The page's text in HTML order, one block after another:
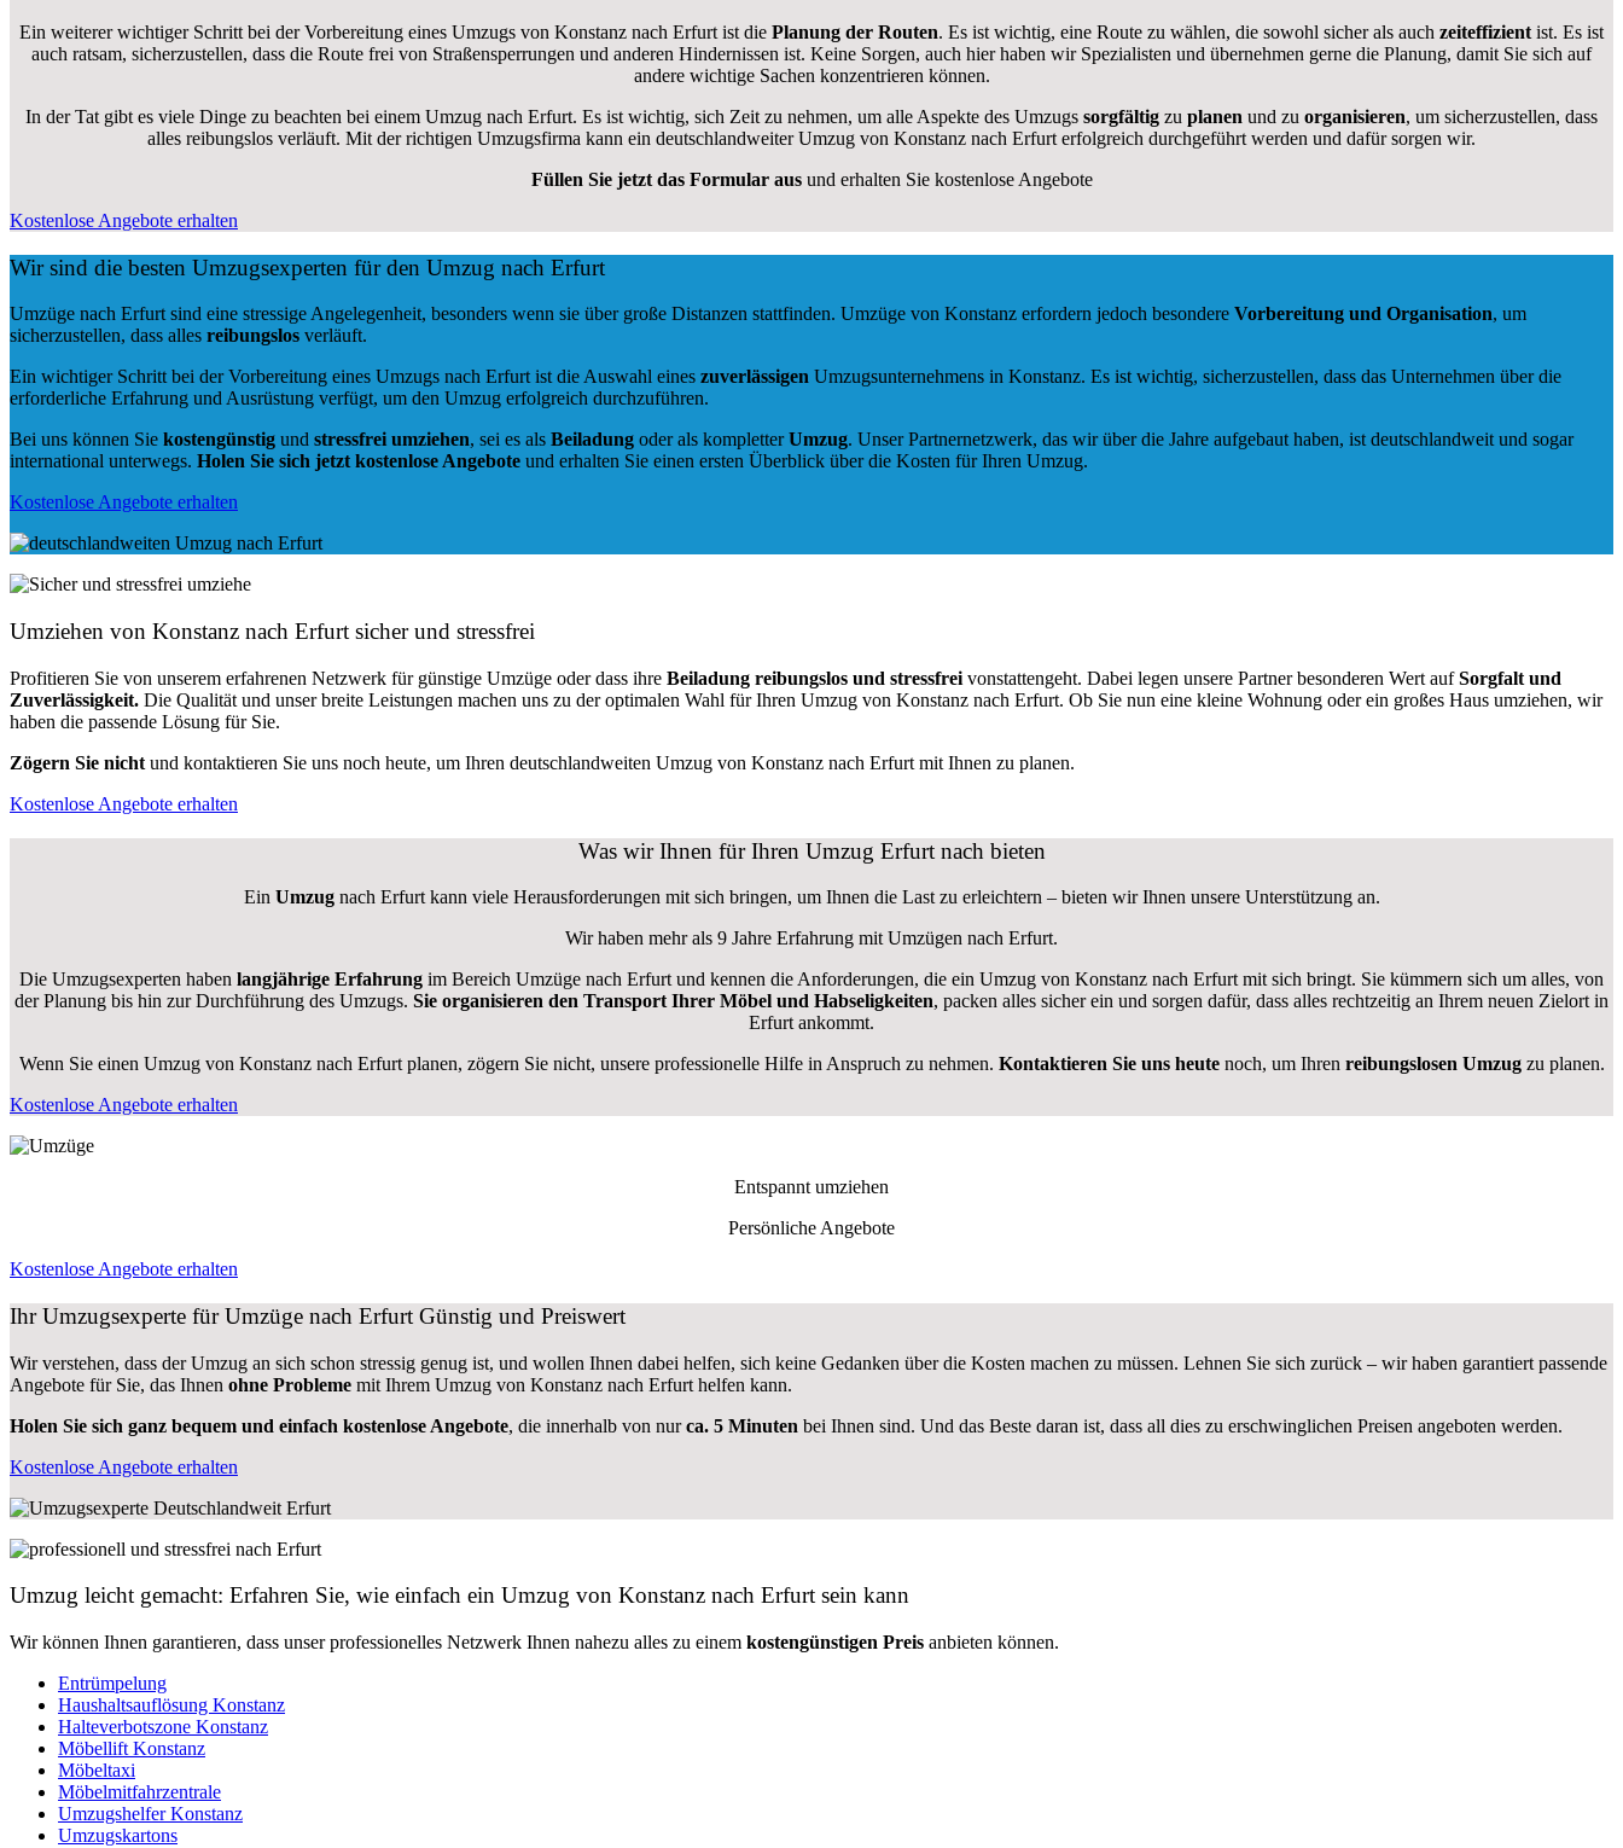
Ein weiterer wichtiger Schritt bei der Vorbereitung eines Umzugs von Konstanz nach Erfurt ist die Planung der Routen. Es ist wichtig, eine Route zu wählen, die sowohl sicher als auch zeiteffizient ist. Es ist
auch ratsam, sicherzustellen, dass die Route frei von Straßensperrungen und anderen Hindernissen ist. Keine Sorgen, auch hier haben wir Spezialisten und übernehmen gerne die Planung, damit Sie sich auf
andere wichtige Sachen konzentrieren können.
In der Tat gibt es viele Dinge zu beachten bei einem Umzug nach Erfurt. Es ist wichtig, sich Zeit zu nehmen, um alle Aspekte des Umzugs sorgfältig zu planen und zu organisieren, um sicherzustellen, dass
alles reibungslos verläuft. Mit der richtigen Umzugsfirma kann ein deutschlandweiter Umzug von Konstanz nach Erfurt erfolgreich durchgeführt werden und dafür sorgen wir.
Füllen Sie jetzt das Formular ausund erhalten Sie kostenlose Angebote
Kostenlose Angebote erhalten
Wir sind die besten Umzugsexperten für den Umzug nach Erfurt
Umzüge nach Erfurt sind eine stressige Angelegenheit, besonders wenn sie über große Distanzen stattfinden. Umzüge von Konstanz erfordern jedoch besondere Vorbereitung und Organisation, um
sicherzustellen, dass alles reibungslos verläuft.
Ein wichtiger Schritt bei der Vorbereitung eines Umzugs nach Erfurt ist die Auswahl eines zuverlässigen Umzugsunternehmens in Konstanz. Es ist wichtig, sicherzustellen, dass das Unternehmen über die
erforderliche Erfahrung und Ausrüstung verfügt, um den Umzug erfolgreich durchzuführen.
Bei uns können Sie kostengünstig und stressfrei umziehen, sei es als Beiladung oder als kompletterUmzug. Unser Partnernetzwerk, das wir über die Jahre aufgebaut haben, ist deutschlandweit und sogar
international unterwegs. Holen Sie sich jetzt kostenlose Angebote und erhalten Sie einen ersten Überblick über die Kosten für Ihren Umzug.
Kostenlose Angebote erhalten
Umziehen von Konstanz nach Erfurt sicher und stressfrei
Profitieren Sie von unserem erfahrenen Netzwerk für günstige Umzüge oder dass ihre Beiladung reibungslos und stressfrei vonstattengeht. Dabei legen unsere Partner besonderen Wert aufSorgfalt und
Zuverlässigkeit. Die Qualität und unser breite Leistungen machen uns zu der optimalen Wahl für Ihren Umzug von Konstanz nach Erfurt. Ob Sie nun eine kleine Wohnung oder ein großes Haus umziehen, wir
haben die passende Lösung für Sie.
Zögern Sie nicht und kontaktieren Sie uns noch heute, um Ihren deutschlandweiten Umzug von Konstanz nach Erfurt mit Ihnen zu planen.
Kostenlose Angebote erhalten
Was wir Ihnen für Ihren Umzug Erfurt nach bieten
Ein Umzugnach Erfurt kann viele Herausforderungen mit sich bringen, um Ihnen die Last zu erleichtern – bieten wir Ihnen unsere Unterstützung an.
Wir haben mehr als 9 Jahre Erfahrung mit Umzügen nach Erfurt.
Die Umzugsexperten haben langjährige Erfahrung im Bereich Umzüge nach Erfurt und kennen die Anforderungen, die ein Umzug von Konstanz nach Erfurt mit sich bringt. Sie kümmern sich um alles, von
der Planung bis hin zur Durchführung des Umzugs. Sie organisieren den Transport Ihrer Möbel und Habseligkeiten, packen alles sicher ein und sorgen dafür, dass alles rechtzeitig an Ihrem neuen Zielort in
Erfurt ankommt.
Wenn Sie einen Umzug von Konstanz nach Erfurt planen, zögern Sie nicht, unsere professionelle Hilfe in Anspruch zu nehmen. Kontaktieren Sie uns heutenoch, um Ihren reibungslosen Umzugzu planen.
Kostenlose Angebote erhalten
Entspannt umziehen
Persönliche Angebote
Kostenlose Angebote erhalten
Ihr Umzugsexperte für Umzüge nach Erfurt Günstig und Preiswert
Wir verstehen, dass der Umzug an sich schon stressig genug ist, und wollen Ihnen dabei helfen, sich keine Gedanken über die Kosten machen zu müssen. Lehnen Sie sich zurück – wir haben garantiert passende
Angebote für Sie, das Ihnen ohne Probleme mit Ihrem Umzug von Konstanz nach Erfurt helfen kann.
Holen Sie sich ganz bequem und einfach kostenlose Angebote, die innerhalb von nurca. 5 Minuten bei Ihnen sind. Und das Beste daran ist, dass all dies zu erschwinglichen Preisen angeboten werden.
Kostenlose Angebote erhalten
Umzug leicht gemacht: Erfahren Sie, wie einfach ein Umzug von Konstanz nach Erfurt sein kann
Wir können Ihnen garantieren, dass unser professionelles Netzwerk Ihnen nahezu alles zu einem kostengünstigen Preis anbieten können.
Entrümpelung
Haushaltsauflösung Konstanz
Halteverbotszone Konstanz
Möbellift Konstanz
Möbeltaxi
Möbelmitfahrzentrale
Umzugshelfer Konstanz
Umzugskartons